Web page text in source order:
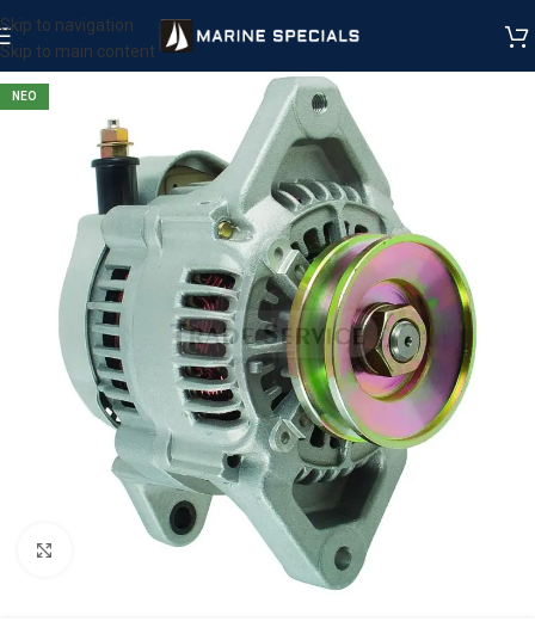
Skip to navigation
Skip to main content
ΝΕΟ